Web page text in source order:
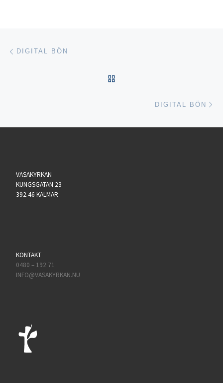
Inläggsnavigering
DIGITAL BÖN
DIGITAL BÖN
VASAKYRKAN
KUNGSGATAN 23
392 46 KALMAR
KONTAKT
0480 – 192 71
INFO@VASAKYRKAN.NU